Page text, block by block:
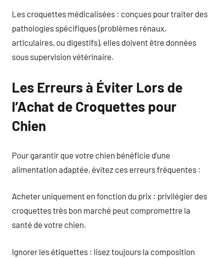
Les croquettes médicalisées : conçues pour traiter des
pathologies spécifiques (problèmes rénaux,
articulaires, ou digestifs), elles doivent être données
sous supervision vétérinaire.
Les Erreurs à Éviter Lors de
l’Achat de Croquettes pour
Chien
Pour garantir que votre chien bénéficie d’une
alimentation adaptée, évitez ces erreurs fréquentes :
Acheter uniquement en fonction du prix : privilégier des
croquettes très bon marché peut compromettre la
santé de votre chien.
Ignorer les étiquettes : lisez toujours la composition